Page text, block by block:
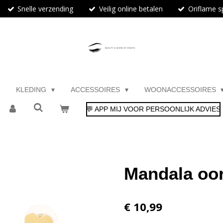
Snelle verzending Veilig online betalen Oriflame
KLEDING ACCESSOIRES WOONACCESSOIRES
💬 APP MIJ VOOR PERSOONLIJK ADVIES
Mandala
€ 10,99